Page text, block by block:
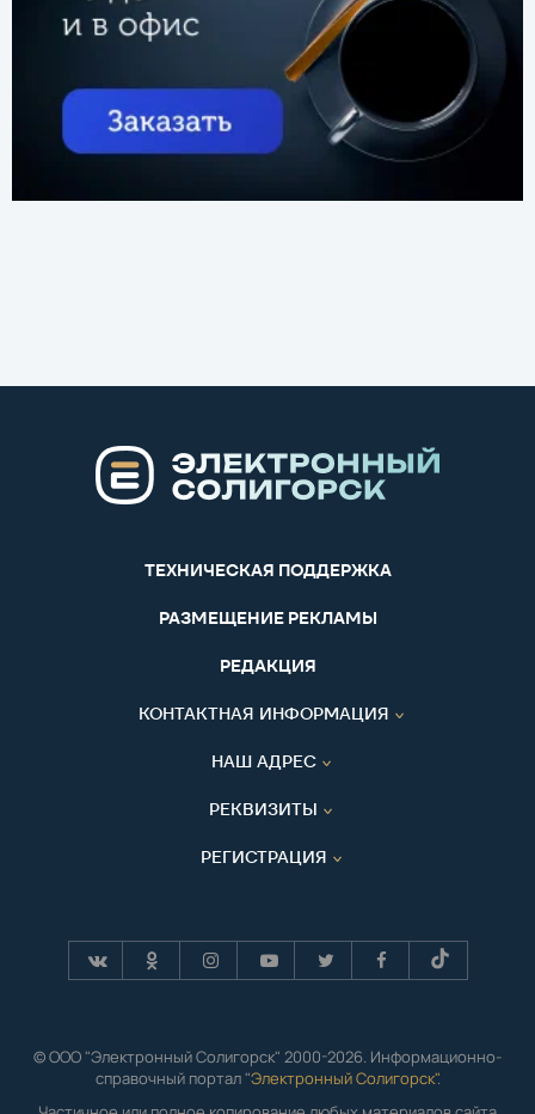
ТЕХНИЧЕСКАЯ ПОДДЕРЖКА
РАЗМЕЩЕНИЕ РЕКЛАМЫ
РЕДАКЦИЯ
КОНТАКТНАЯ ИНФОРМАЦИЯ
НАШ АДРЕС
РЕКВИЗИТЫ
РЕГИСТРАЦИЯ
© ООО "Электронный Солигорск" 2000-2026. Информационно-
справочный портал "Электронный Солигорск".